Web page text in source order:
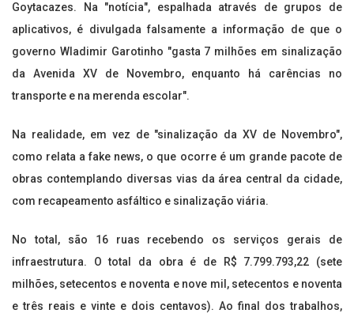
Goytacazes. Na "notícia", espalhada através de grupos de
aplicativos, é divulgada falsamente a informação de que o
governo Wladimir Garotinho "gasta 7 milhões em sinalização
da Avenida XV de Novembro, enquanto há carências no
transporte e na merenda escolar".
Na realidade, em vez de "sinalização da XV de Novembro",
como relata a fake news, o que ocorre é um grande pacote de
obras contemplando diversas vias da área central da cidade,
com recapeamento asfáltico e sinalização viária.
No total, são 16 ruas recebendo os serviços gerais de
infraestrutura. O total da obra é de R$ 7.799.793,22 (sete
milhões, setecentos e noventa e nove mil, setecentos e noventa
e três reais e vinte e dois centavos). Ao final dos trabalhos,